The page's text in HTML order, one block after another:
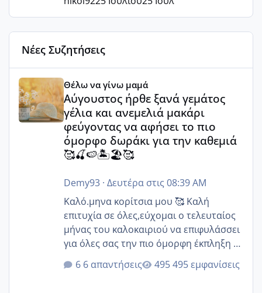
Νέες Συζητήσεις
Αύγουστος ήρθε ξανά γεμάτος γέλια και ανεμελιά
Θέλω να γίνω μαμά
Αύγουστος ήρθε ξανά γεμάτος
γέλια και ανεμελιά μακάρι
φεύγοντας να αφήσει το πιο
όμορφο δωράκι για την καθεμιά
🥰🍒🍉🏝️🏖️🥰
Demy93· Δευτέρα στις 08:39 AM
Καλό.μηνα κορίτσια μου 🥰 Καλή
επιτυχία σε όλες,εύχομαι ο τελευταίος
μήνας του καλοκαιριού να επιφυλάσσει
για όλες σας την πιο όμορφη έκπληξη 🧿
@Elk @Melikara86 @Παρασκευαιδου
@Zenia z @melitiniღ @Christi.D.
6 απαντήσεις 495 εμφανίσεις